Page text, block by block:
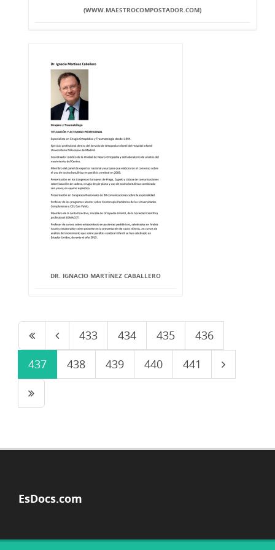
(WWW.MAESTROCOMPOSTADOR.COM)
DR. IGNACIO MARTÍNEZ CABALLERO
433 434 435
436
437
438 439 440 441
EsDocs.com